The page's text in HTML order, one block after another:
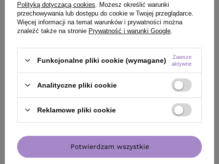
Lakier Artego Qualify modelujący i
47,80 zł / szt.
Najniższa cena produktu w okresie 30 dni przed
wprowadzeniem obniżki:
Cena katalogowa:57,90 zł -17%
Prostownica
Koki
340,00 zł
Najniższa cena
wprowadzeniem
Cena katalogowa:
Polityką dotyczącą cookies . Możesz określić warunki
przechowywania lub dostępu do cookie w Twojej przeglądarce.
Więcej informacji na temat warunków i prywatności można
znaleźć także na stronie Prywatność i warunki Google
Funkcjonalne pliki cookie (wymagane)
Zawsze
aktywne
Analityczne pliki cookie
Reklamowe pliki cookie
Potwierdzam wszystkie